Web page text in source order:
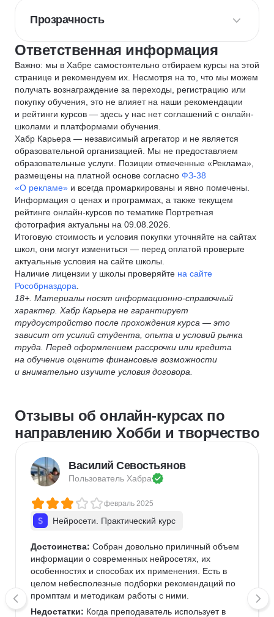
Прозрачность
Ответственная информация
Важно: мы в Хабре самостоятельно отбираем курсы на этой
странице и рекомендуем их. Несмотря на то, что мы можем
получать вознаграждение за переходы, регистрацию или
покупку обучения, это не влияет на наши рекомендации
и рейтинги курсов — здесь у нас нет соглашений с онлайн-
школами и платформами обучения.
Хабр Карьера — независимый агрегатор и не является
образовательной организацией. Мы не предоставляем
образовательные услуги. Позиции отмеченные «Реклама»,
размещены на платной основе согласно ФЗ-38
«О рекламе» и всегда промаркированы и явно помечены.
Информация о ценах и программах, а также текущем
рейтинге онлайн-курсов по тематике Портретная
фотография актуальны на 09.08.2026.
Итоговую стоимость и условия покупки уточняйте на сайтах
школ, они могут измениться — перед оплатой проверьте
актуальные условия на сайте школы.
Наличие лицензии у школы проверяйте на сайте
Рособрназдора
18+. Материалы носят информационно-справочный
характер. Хабр Карьера не гарантирует
трудоустройство после прохождения курса — это
зависит от усилий студента, опыта и условий рынка
труда. Перед оформлением рассрочки или кредита
на обучение оцените финансовые возможности
и внимательно изучите условия договора.
Отзывы об онлайн-курсах по
направлению Хобби и творчество
Василий Севостьянов
Пользователь Хабра
февраль 2025
Нейросети. Практический курс
Достоинства: Собран довольно приличный объем
информации о современных нейросетях, их
особенностях и способах их применения. Есть в
целом небесполезные подборки рекомендаций по
промптам и методикам работы с ними.
Недостатки: Когда преподаватель использует в